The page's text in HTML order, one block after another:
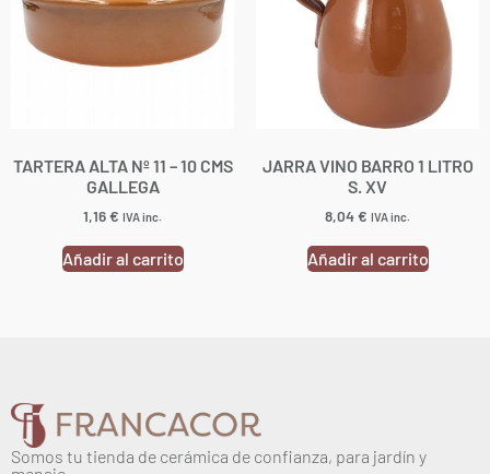
TARTERA ALTA Nº 11 – 10 CMS
GALLEGA
1,16€ IVA inc.
Añadir al carrito
JARRA VINO BARRO 1 LITRO
S. XV
8,04€ IVA inc.
Añadir al carrito
Somos tu tienda de cerámica de confianza, para jardín y